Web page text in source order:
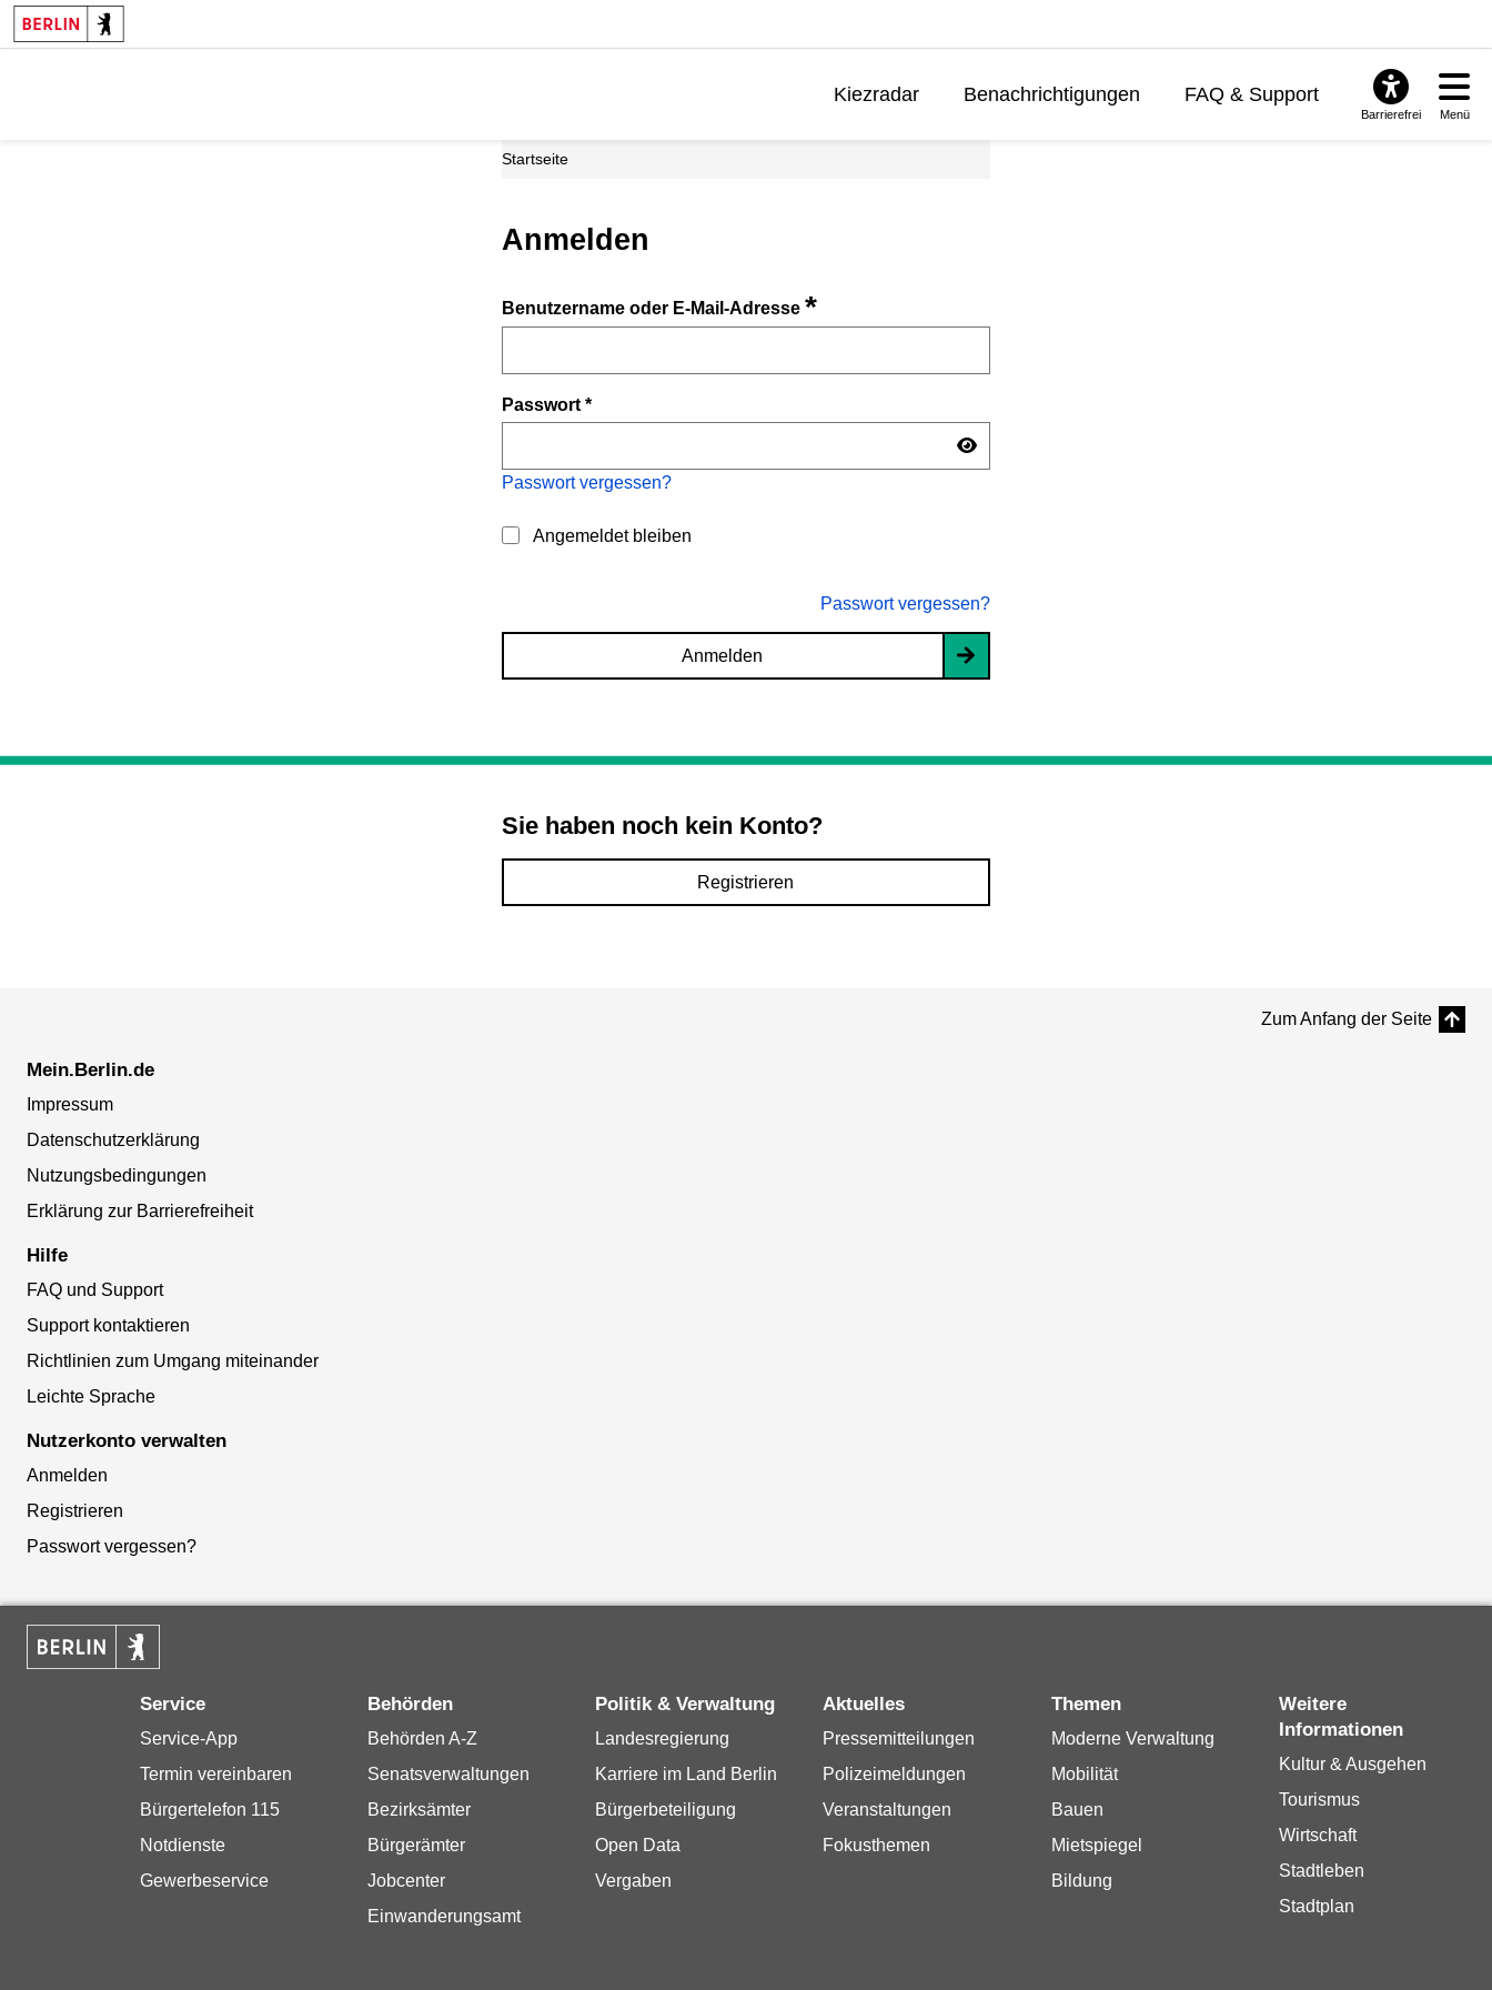
Kiezradar Benachrichtigungen FAQ & Support
Barrierefrei Menü
Startseite
Anmelden
Benutzername oder E-Mail-Adresse*
Passwort*
Passwort vergessen?
Angemeldet bleiben
Passwort vergessen?
Anmelden
Sie haben noch kein Konto?
Registrieren
Zum Anfang der Seite
Mein.Berlin.de
Impressum
Datenschutzerklärung
Nutzungsbedingungen
Erklärung zur Barrierefreiheit
Hilfe
FAQ und Support
Support kontaktieren
Richtlinien zum Umgang miteinander
Leichte Sprache
Nutzerkonto verwalten
Anmelden
Registrieren
Passwort vergessen?
Service
Service-App
Termin vereinbaren
Bürgertelefon 115
Notdienste
Gewerbeservice
Behörden
Behörden A-Z
Senatsverwaltungen
Bezirksämter
Bürgerämter
Jobcenter
Einwanderungsamt
Politik & Verwaltung
Landesregierung
Karriere im Land Berlin
Bürgerbeteiligung
Open Data
Vergaben
Aktuelles
Pressemitteilungen
Polizeimeldungen
Veranstaltungen
Fokusthemen
Themen
Moderne Verwaltung
Mobilität
Bauen
Mietspiegel
Bildung
Weitere
Informationen
Kultur & Ausgehen
Tourismus
Wirtschaft
Stadtleben
Stadtplan